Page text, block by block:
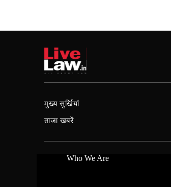
मुख्य सुर्खियां
ताजा खबरें
Who We Are